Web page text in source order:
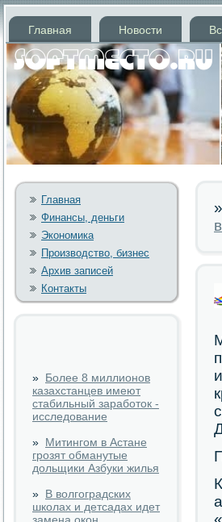
Главная Новости
Главная
Финансы, деньги
Экономика
Производство, бизнес
Архив записей
Контакты
» Более 8 миллионов
казахстанцев имеют
стабильный заработок -
исследование
» Митингом в Астане
грозят обманутые
дольщики Азбуки жилья
» В волгоградских
школах и детсадах идет
»